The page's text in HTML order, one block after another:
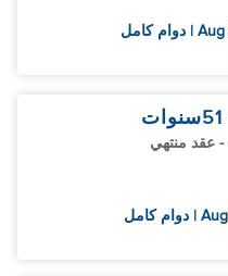
سنوات
- عقد منتهي